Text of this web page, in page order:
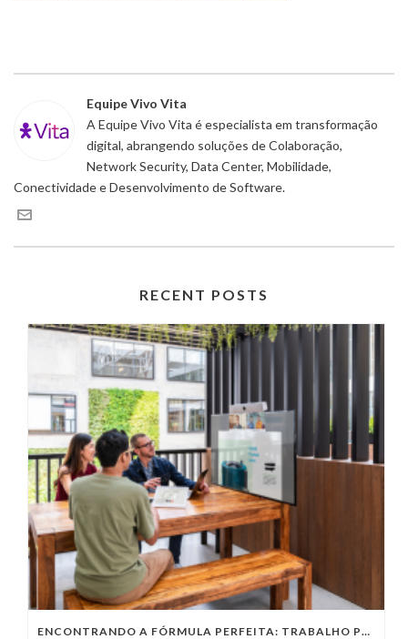
Equipe Vivo Vita
A Equipe Vivo Vita é especialista em transformação
digital, abrangendo soluções de Colaboração,
Network Security, Data Center, Mobilidade,
Conectividade e Desenvolvimento de Software.
RECENT POSTS
ENCONTRANDO A FÓRMULA PERFEITA: TRABALHO PRESENCIAL, HOME OFFICE OU TRABALHO HÍBRIDO?